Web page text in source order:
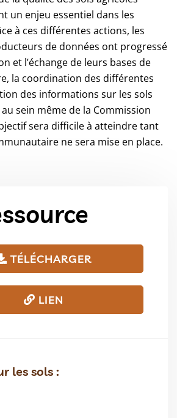
un enjeu essentiel dans les
à ces différentes actions, les
de données ont progressé
et l’échange de leurs bases de
la coordination des différentes
des informations sur les sols
sein même de la Commission
sera difficile à atteindre tant
ne sera mise en place.
TÉLÉCHARGER
LIEN
les sols :